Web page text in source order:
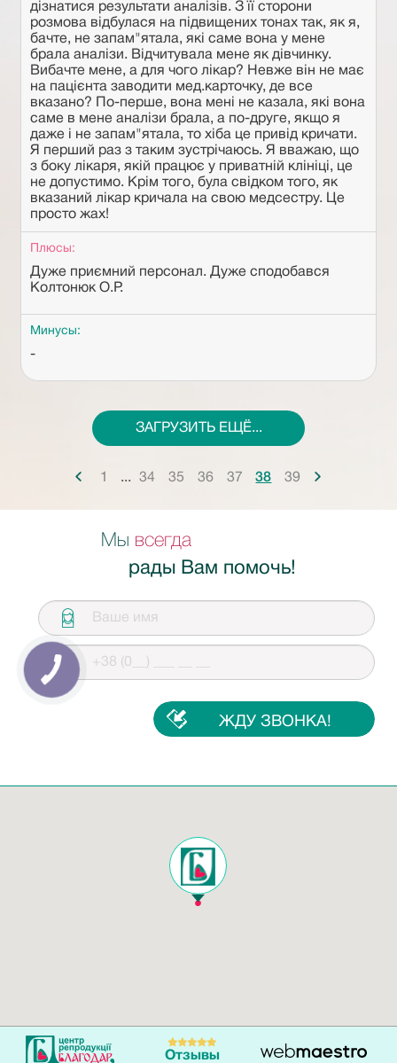
дізнатися результати аналізів. З її сторони
розмова відбулася на підвищених тонах так, як я,
бачте, не запам"ятала, які саме вона у мене
брала аналізи. Відчитувала мене як дівчинку.
Вибачте мене, а для чого лікар? Невже він не має
на пацієнта заводити мед.карточку, де все
вказано? По-перше, вона мені не казала, які вона
саме в мене аналізи брала, а по-друге, якщо я
даже і не запам"ятала, то хіба це привід кричати.
Я перший раз з таким зустрічаюсь. Я вважаю, що
з боку лікаря, якій працює у приватній клініці, це
не допустимо. Крім того, була свідком того, як
вказаний лікар кричала на свою медсестру. Це
просто жах!
Плюсы:
Дуже приємний персонал. Дуже сподобався
Колтонюк О.Р.
Минусы:
-
ЗАГРУЗИТЬ ЕЩЁ...
...
Мы всегда
рады Вам помочь!
Отзывы